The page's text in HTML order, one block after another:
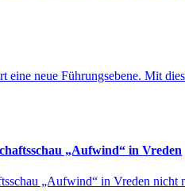
neue Führungsebene. Mit
„Aufwind“ in Vreden
„Aufwind“ in Vreden